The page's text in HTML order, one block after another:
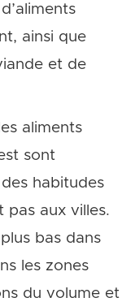
ainsi que
et de
aliments
sont
habitudes
pas aux villes.
bas dans
les zones
du volume et